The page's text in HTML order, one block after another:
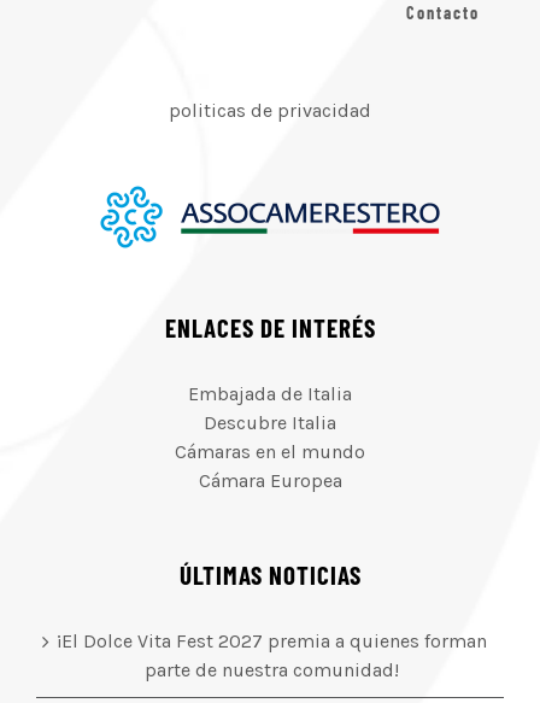
Contacto
politicas de privacidad
ENLACES DE INTERÉS
Embajada de Italia
Descubre Italia
Cámaras en el mundo
Cámara Europea
ÚLTIMAS NOTICIAS
¡El Dolce Vita Fest 2027 premia a quienes forman
parte de nuestra comunidad!